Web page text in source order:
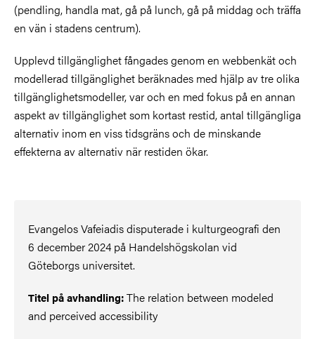
(pendling, handla mat, gå på lunch, gå på middag och träffa
en vän i stadens centrum).
Upplevd tillgänglighet fångades genom en webbenkät och
modellerad tillgänglighet beräknades med hjälp av tre olika
tillgänglighetsmodeller, var och en med fokus på en annan
aspekt av tillgänglighet som kortast restid, antal tillgängliga
alternativ inom en viss tidsgräns och de minskande
effekterna av alternativ när restiden ökar.
Evangelos Vafeiadis disputerade i kulturgeografi den
6 december 2024 på Handelshögskolan vid
Göteborgs universitet.
Titel på avhandling:The relation between modeled
and perceived accessibility